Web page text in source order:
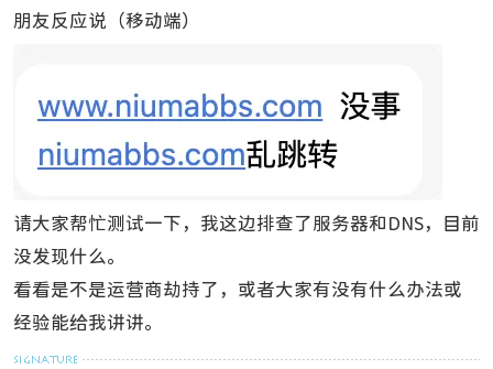
朋友反应说（移动端）
请大家帮忙测试一下，我这边排查了服务器和DNS，目前
没发现什么。
看看是不是运营商劫持了，或者大家有没有什么办法或
经验能给我讲讲。